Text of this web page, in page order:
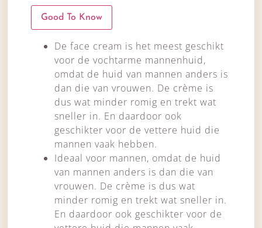
Good To Know
De face cream is het meest geschikt
voor de vochtarme mannenhuid,
omdat de huid van mannen anders is
dan die van vrouwen. De crème is
dus wat minder romig en trekt wat
sneller in. En daardoor ook
geschikter voor de vettere huid die
mannen vaak hebben.
Ideaal voor mannen, omdat de huid
van mannen anders is dan die van
vrouwen. De crème is dus wat
minder romig en trekt wat sneller in.
En daardoor ook geschikter voor de